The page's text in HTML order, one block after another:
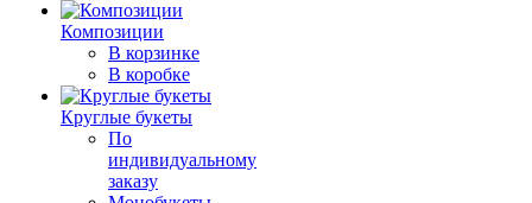
Композиции
В корзинке
В коробке
Круглые букеты
По
индивидуальному
заказу